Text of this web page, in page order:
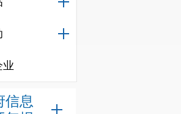
业
信息